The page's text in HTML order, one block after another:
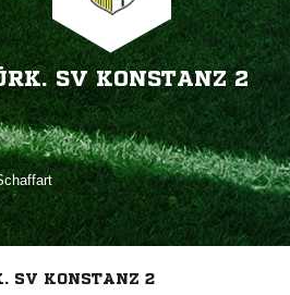
SV KONSTANZ 2
SV KONSTANZ 2